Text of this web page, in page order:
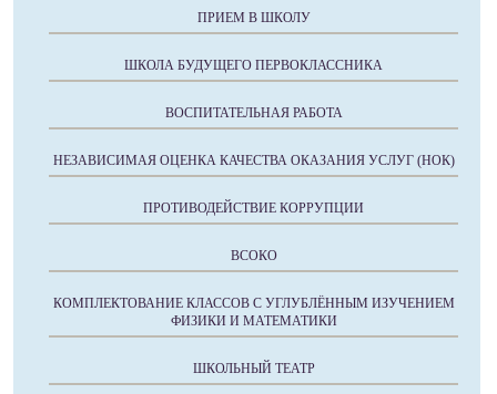
ПРИЕМ В ШКОЛУ
ШКОЛА БУДУЩЕГО ПЕРВОКЛАССНИКА
ВОСПИТАТЕЛЬНАЯ РАБОТА
НЕЗАВИСИМАЯ ОЦЕНКА КАЧЕСТВА ОКАЗАНИЯ УСЛУГ (НОК)
ПРОТИВОДЕЙСТВИЕ КОРРУПЦИИ
ВСОКО
КОМПЛЕКТОВАНИЕ КЛАССОВ С УГЛУБЛЁННЫМ ИЗУЧЕНИЕМ
ФИЗИКИ И МАТЕМАТИКИ
ШКОЛЬНЫЙ ТЕАТР